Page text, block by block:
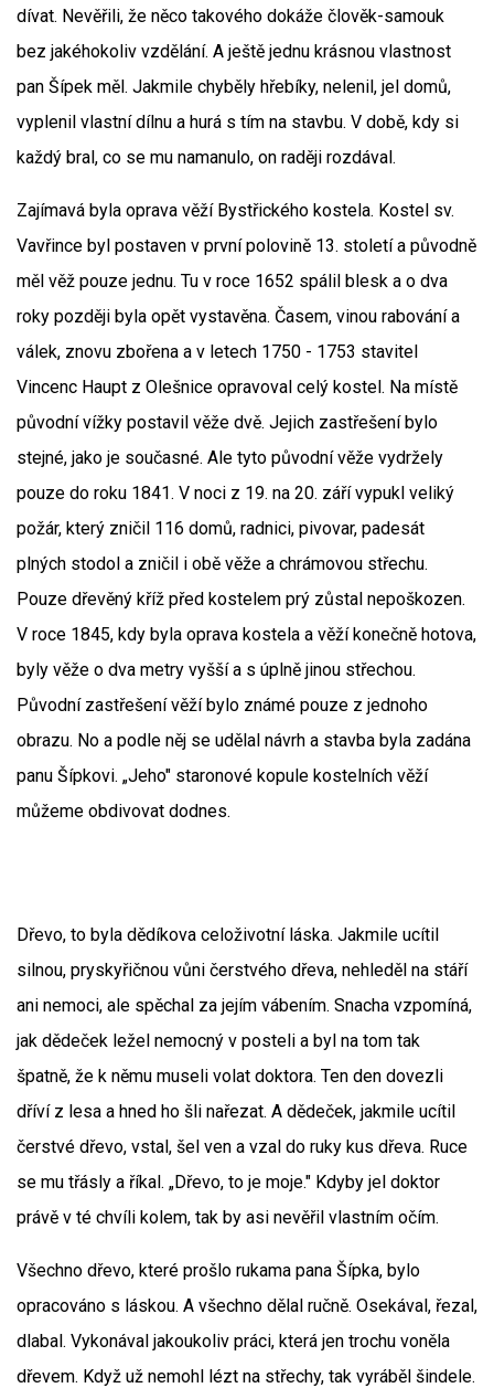
dívat. Nevěřili, že něco takového dokáže člověk-samouk
bez jakéhokoliv vzdělání. A ještě jednu krásnou vlastnost
pan Šípek měl. Jakmile chyběly hřebíky, nelenil, jel domů,
vyplenil vlastní dílnu a hurá s tím na stavbu. V době, kdy si
každý bral, co se mu namanulo, on raději rozdával.
Zajímavá byla oprava věží Bystřického kostela. Kostel sv.
Vavřince byl postaven v první polovině 13. století a původně
měl věž pouze jednu. Tu v roce 1652 spálil blesk a o dva
roky později byla opět vystavěna. Časem, vinou rabování a
válek, znovu zbořena a v letech 1750 - 1753 stavitel
Vincenc Haupt z Olešnice opravoval celý kostel. Na místě
původní vížky postavil věže dvě. Jejich zastřešení bylo
stejné, jako je současné. Ale tyto původní věže vydržely
pouze do roku 1841. V noci z 19. na 20. září vypukl veliký
požár, který zničil 116 domů, radnici, pivovar, padesát
plných stodol a zničil i obě věže a chrámovou střechu.
Pouze dřevěný kříž před kostelem prý zůstal nepoškozen.
V roce 1845, kdy byla oprava kostela a věží konečně hotova,
byly věže o dva metry vyšší a s úplně jinou střechou.
Původní zastřešení věží bylo známé pouze z jednoho
obrazu. No a podle něj se udělal návrh a stavba byla zadána
panu Šípkovi. „Jeho" staronové kopule kostelních věží
můžeme obdivovat dodnes.
Dřevo, to byla dědíkova celoživotní láska. Jakmile ucítil
silnou, pryskyřičnou vůni čerstvého dřeva, nehleděl na stáří
ani nemoci, ale spěchal za jejím vábením. Snacha vzpomíná,
jak dědeček ležel nemocný v posteli a byl na tom tak
špatně, že k němu museli volat doktora. Ten den dovezli
dříví z lesa a hned ho šli nařezat. A dědeček, jakmile ucítil
čerstvé dřevo, vstal, šel ven a vzal do ruky kus dřeva. Ruce
se mu třásly a říkal. „Dřevo, to je moje." Kdyby jel doktor
právě v té chvíli kolem, tak by asi nevěřil vlastním očím.
Všechno dřevo, které prošlo rukama pana Šípka, bylo
opracováno s láskou. A všechno dělal ručně. Osekával, řezal,
dlabal. Vykonával jakoukoliv práci, která jen trochu voněla
dřevem. Když už nemohl lézt na střechy, tak vyráběl šindele.